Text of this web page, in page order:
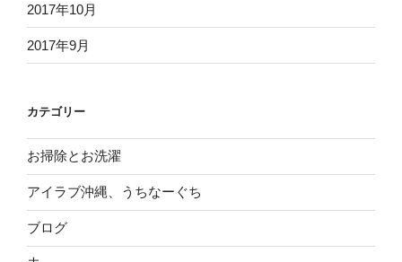
2017年10月
2017年9月
カテゴリー
お掃除とお洗濯
アイラブ沖縄、うちなーぐち
ブログ